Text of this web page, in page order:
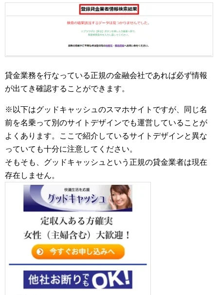
貸金業務を行なっている正規の金融会社であれば必ず情報
が出てき確認することができます。
※以下はグッドキャッシュのスマホサイトですが、同じ名
前を名乗って別のサイトデザインでも運営していることが
よくあります。ここで紹介しているサイトデザインと異な
っていても十分に注意してください。
そもそも、グッドキャッシュという正規の貸金業者は現在
存在しません。